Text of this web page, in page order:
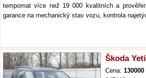
tempomat více než 19 000 kvalitních a
garance na mechanický stav vozu, kontrola
Škoda
Cena:130000